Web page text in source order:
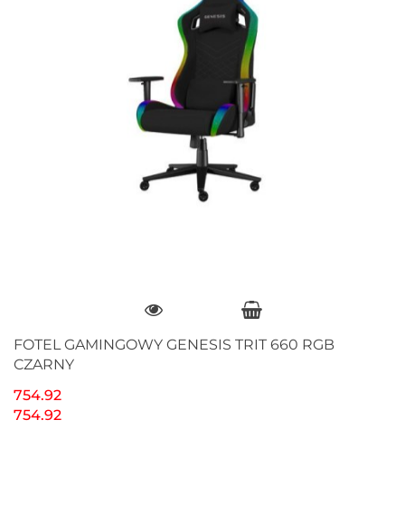
FOTEL GAMINGOWY GENESIS TRIT 660 RGB
CZARNY
754.92
754.92